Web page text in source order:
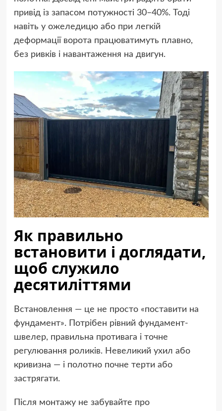
привід із запасом потужності 30–40%. Тоді
навіть у ожеледицю або при легкій
деформації ворота працюватимуть плавно,
без ривків і навантаження на двигун.
Як правильно
встановити і доглядати,
щоб служило
десятиліттями
Встановлення — це не просто «поставити на
фундамент». Потрібен рівний фундамент-
швелер, правильна противага і точне
регулювання роликів. Невеликий ухил або
кривизна — і полотно почне терти або
застрягати.
Після монтажу не забувайте про